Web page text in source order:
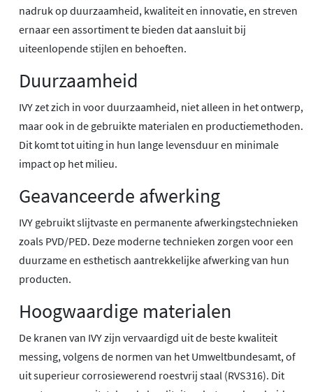
nadruk op duurzaamheid, kwaliteit en innovatie, en streven
ernaar een assortiment te bieden dat aansluit bij
uiteenlopende stijlen en behoeften.
Duurzaamheid
IVY zet zich in voor duurzaamheid, niet alleen in het ontwerp,
maar ook in de gebruikte materialen en productiemethoden.
Dit komt tot uiting in hun lange levensduur en minimale
impact op het milieu.
Geavanceerde afwerking
IVY gebruikt slijtvaste en permanente afwerkingstechnieken
zoals PVD/PED. Deze moderne technieken zorgen voor een
duurzame en esthetisch aantrekkelijke afwerking van hun
producten.
Hoogwaardige materialen
De kranen van IVY zijn vervaardigd uit de beste kwaliteit
messing, volgens de normen van het Umweltbundesamt, of
uit superieur corrosiewerend roestvrij staal (RVS316). Dit